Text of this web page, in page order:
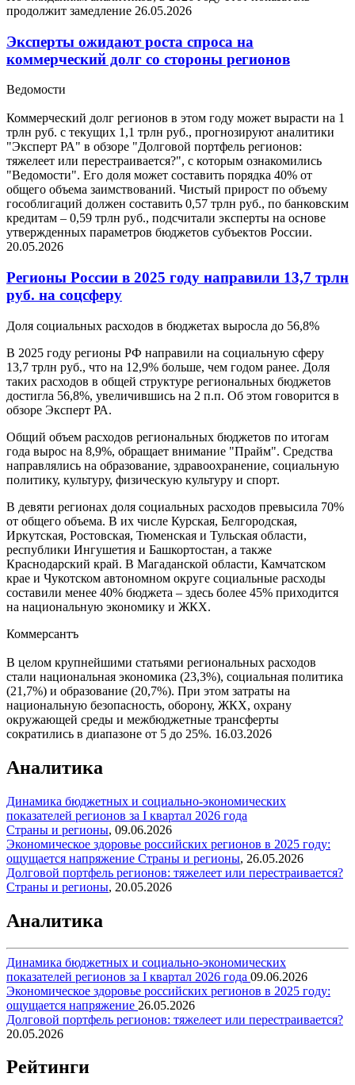
продолжит замедление 26.05.2026
Эксперты ожидают роста спроса на
коммерческий долг со стороны регионов
Ведомости
Коммерческий долг регионов в этом году может вырасти на 1
трлн руб. с текущих 1,1 трлн руб., прогнозируют аналитики
"Эксперт РА" в обзоре "Долговой портфель регионов:
тяжелеет или перестраивается?", с которым ознакомились
"Ведомости". Его доля может составить порядка 40% от
общего объема заимствований. Чистый прирост по объему
гособлигаций должен составить 0,57 трлн руб., по банковским
кредитам – 0,59 трлн руб., подсчитали эксперты на основе
утвержденных параметров бюджетов субъектов России.
20.05.2026
Регионы России в 2025 году направили 13,7 трлн
руб. на соцсферу
Доля социальных расходов в бюджетах выросла до 56,8%
В 2025 году регионы РФ направили на социальную сферу
13,7 трлн руб., что на 12,9% больше, чем годом ранее. Доля
таких расходов в общей структуре региональных бюджетов
достигла 56,8%, увеличившись на 2 п.п. Об этом говорится в
обзоре Эксперт РА.
Общий объем расходов региональных бюджетов по итогам
года вырос на 8,9%, обращает внимание "Прайм". Средства
направлялись на образование, здравоохранение, социальную
политику, культуру, физическую культуру и спорт.
В девяти регионах доля социальных расходов превысила 70%
от общего объема. В их числе Курская, Белгородская,
Иркутская, Ростовская, Тюменская и Тульская области,
республики Ингушетия и Башкортостан, а также
Краснодарский край. В Магаданской области, Камчатском
крае и Чукотском автономном округе социальные расходы
составили менее 40% бюджета – здесь более 45% приходится
на национальную экономику и ЖКХ.
Коммерсантъ
В целом крупнейшими статьями региональных расходов
стали национальная экономика (23,3%), социальная политика
(21,7%) и образование (20,7%). При этом затраты на
национальную безопасность, оборону, ЖКХ, охрану
окружающей среды и межбюджетные трансферты
сократились в диапазоне от 5 до 25%. 16.03.2026
Аналитика
Динамика бюджетных и социально-экономических
показателей регионов за I квартал 2026 года
Страны и регионы, 09.06.2026
Экономическое здоровье российских регионов в 2025 году:
ощущается напряжение Страны и регионы, 26.05.2026
Долговой портфель регионов: тяжелеет или перестраивается?
Страны и регионы, 20.05.2026
Аналитика
Динамика бюджетных и социально-экономических
показателей регионов за I квартал 2026 года 09.06.2026
Экономическое здоровье российских регионов в 2025 году:
ощущается напряжение 26.05.2026
Долговой портфель регионов: тяжелеет или перестраивается?
20.05.2026
Рейтинги